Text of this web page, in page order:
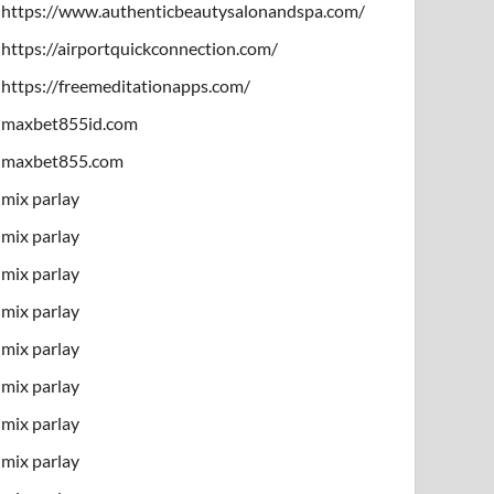
https://www.authenticbeautysalonandspa.com/
https://airportquickconnection.com/
https://freemeditationapps.com/
maxbet855id.com
maxbet855.com
mix parlay
mix parlay
mix parlay
mix parlay
mix parlay
mix parlay
mix parlay
mix parlay